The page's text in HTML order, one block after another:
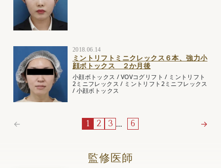
2018.06.14
ミントリフトミニクレックス６本、強力小
顔ボトックス ２か月後
小顔ボトックス /VOVコグリフト / ミントリフト
2ミニフレックス / ミントリフト2ミニフレックス
/小顔ボトックス
← 1 2 3 … 6 →
監修医師